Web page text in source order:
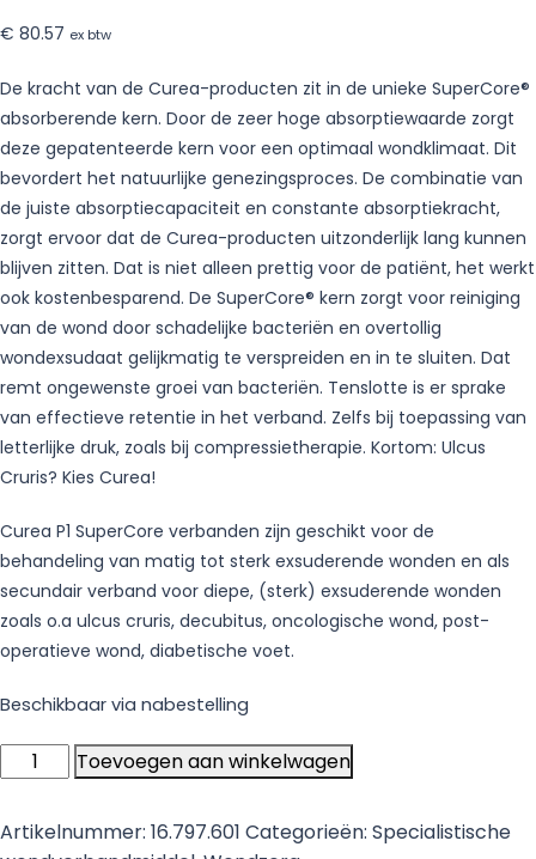
€ 80.57 ex btw
De kracht van de Curea-producten zit in de unieke SuperCore®
absorberende kern. Door de zeer hoge absorptiewaarde zorgt
deze gepatenteerde kern voor een optimaal wondklimaat. Dit
bevordert het natuurlijke genezingsproces. De combinatie van
de juiste absorptiecapaciteit en constante absorptiekracht,
zorgt ervoor dat de Curea-producten uitzonderlijk lang kunnen
blijven zitten. Dat is niet alleen prettig voor de patiënt, het werkt
ook kostenbesparend. De SuperCore® kern zorgt voor reiniging
van de wond door schadelijke bacteriën en overtollig
wondexsudaat gelijkmatig te verspreiden en in te sluiten. Dat
remt ongewenste groei van bacteriën. Tenslotte is er sprake
van effectieve retentie in het verband. Zelfs bij toepassing van
letterlijke druk, zoals bij compressietherapie. Kortom: Ulcus
Cruris? Kies Curea!
Curea P1 SuperCore verbanden zijn geschikt voor de
behandeling van matig tot sterk exsuderende wonden en als
secundair verband voor diepe, (sterk) exsuderende wonden
zoals o.a ulcus cruris, decubitus, oncologische wond, post-
operatieve wond, diabetische voet.
Beschikbaar via nabestelling
Curea
P1
SuperCore®
wondverband
Toevoegen aan winkelwagen
Artikelnummer: 16.797.601 Categorieën: Specialistische